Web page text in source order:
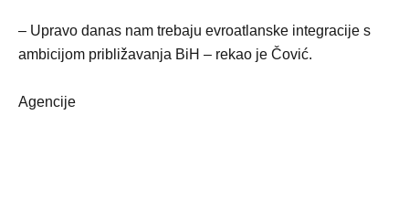
– Upravo danas nam trebaju evroatlanske integracije s
ambicijom približavanja BiH – rekao je Čović.
Agencije